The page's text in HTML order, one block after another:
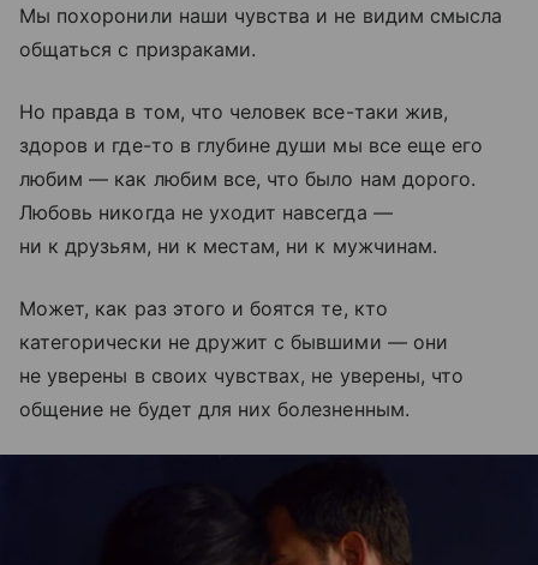
Мы похоронили наши чувства и не видим смысла
общаться с призраками.
Но правда в том, что человек все-таки жив,
здоров и где-то в глубине души мы все еще его
любим — как любим все, что было нам дорого.
Любовь никогда не уходит навсегда —
ни к друзьям, ни к местам, ни к мужчинам.
Может, как раз этого и боятся те, кто
категорически не дружит с бывшими — они
не уверены в своих чувствах, не уверены, что
общение не будет для них болезненным.